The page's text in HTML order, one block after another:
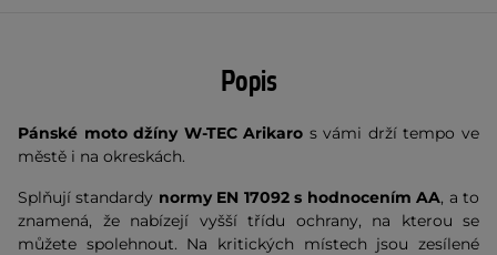
Popis
Pánské moto džíny W-TEC Arikaro s vámi drží tempo ve
městě i na okreskách.
Splňují standardy normy EN 17092 s hodnocením AA, a to
znamená, že nabízejí vyšší třídu ochrany, na kterou se
můžete spolehnout. Na kritických místech jsou zesílené